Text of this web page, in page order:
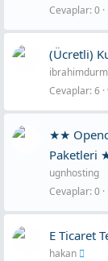
Cevaplar 0
(Ücretli)
Cevaplar 6
★★
Paketleri
ugnhosting
Cevaplar 0
E Ticaret
hakan